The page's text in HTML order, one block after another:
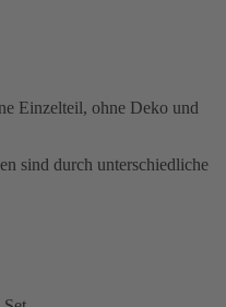
Einzelteil, ohne Deko und
sind durch unterschiedliche